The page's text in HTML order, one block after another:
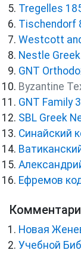
Tregelles
Tischendorf
Westcott
Nestle
GNT
Byzantine
GNT Family
SBL Greek
Синайский
Ефремов
Новая
Учебной